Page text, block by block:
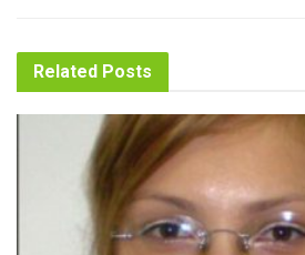
Related Posts